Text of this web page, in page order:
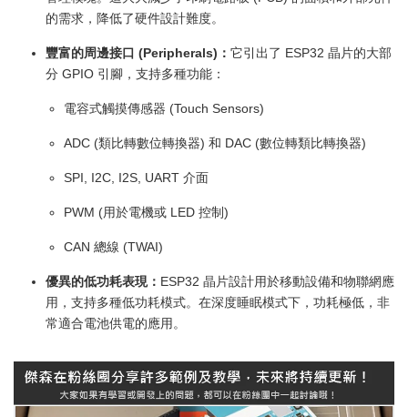
的需求，降低了硬件設計難度。
豐富的周邊接口 (Peripherals)： 它引出了 ESP32 晶片的大部
分 GPIO 引腳，支持多種功能：
電容式觸摸傳感器 (Touch Sensors)
ADC (類比轉數位轉換器) 和 DAC (數位轉類比轉換器)
SPI, I2C, I2S, UART 介面
PWM (用於電機或 LED 控制)
CAN 總線 (TWAI)
優異的低功耗表現： ESP32 晶片設計用於移動設備和物聯網應
用，支持多種低功耗模式。在深度睡眠模式下，功耗極低，非
常適合電池供電的應用。